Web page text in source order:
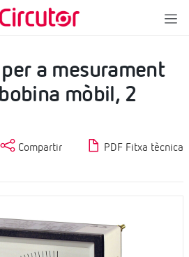
analògica
a mesurament
mòbil, 2
Compartir PDF Fitxa tècnica